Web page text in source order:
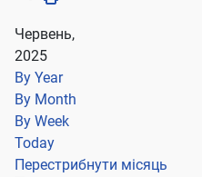
Червень,
2025
By Year
By Month
By Week
Today
Перестрибнути місяць